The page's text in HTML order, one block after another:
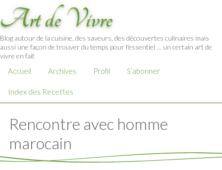
Art de Vivre
Blog autour de la cuisine, des saveurs, des découvertes culinaires mais
aussi une façon de trouver du temps pour l'essentiel … un certain art de
vivre en fait
Accueil Archives Profil S’abonner
Index des Recettes
Rencontre avec homme
marocain